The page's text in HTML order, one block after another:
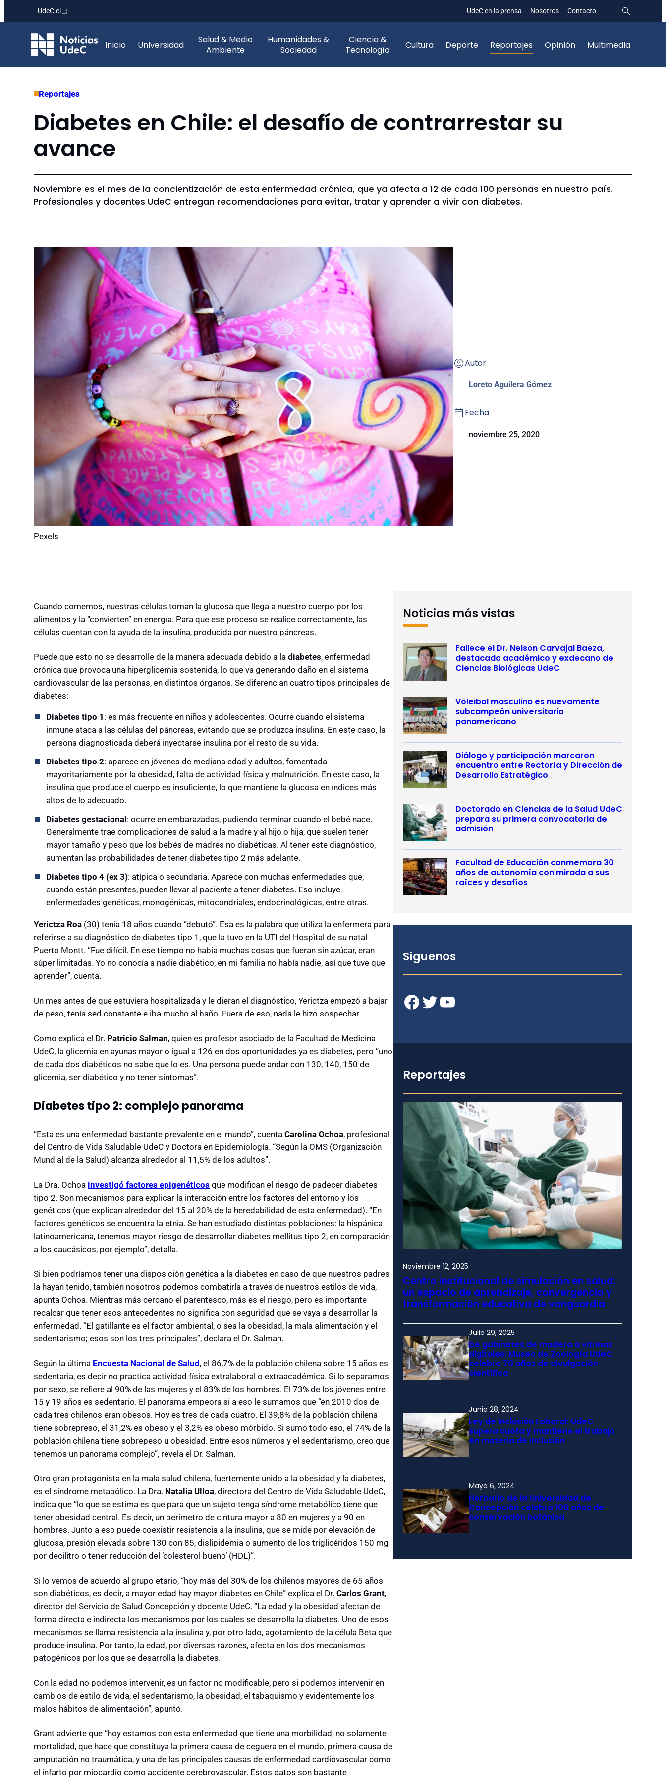
contenido
UdeC.cl UdeC en la prensa Nosotros Contacto
Inicio Universidad
Salud & Medio
Ambiente
Humanidades &
Sociedad
Ciencia &
Tecnología
Cultura Deporte Reportajes Opinión Multimedia
Reportajes
Diabetes en Chile: el desafío de contrarrestar su
avance
Noviembre es el mes de la concientización de esta enfermedad crónica, que ya afecta a 12 de cada 100 personas en nuestro país.
Profesionales y docentes UdeC entregan recomendaciones para evitar, tratar y aprender a vivir con diabetes.
Pexels
Autor
Loreto Aguilera Gómez
Fecha
noviembre 25, 2020
Cuando comemos, nuestras células toman la glucosa que llega a nuestro cuerpo por los
alimentos y la “convierten” en energía. Para que ese proceso se realice correctamente, las
células cuentan con la ayuda de la insulina, producida por nuestro páncreas.
Puede que esto no se desarrolle de la manera adecuada debido a la diabetes, enfermedad
crónica que provoca una hiperglicemia sostenida, lo que va generando daño en el sistema
cardiovascular de las personas, en distintos órganos. Se diferencian cuatro tipos principales de
diabetes:
Diabetes tipo 1 : es más frecuente en niños y adolescentes. Ocurre cuando el sistema
inmune ataca a las células del páncreas, evitando que se produzca insulina. En este caso, la
persona diagnosticada deberá inyectarse insulina por el resto de su vida.
Diabetes tipo 2: aparece en jóvenes de mediana edad y adultos, fomentada
mayoritariamente por la obesidad, falta de actividad física y malnutrición. En este caso, la
insulina que produce el cuerpo es insuficiente, lo que mantiene la glucosa en índices más
altos de lo adecuado.
Diabetes gestacional : ocurre en embarazadas, pudiendo terminar cuando el bebé nace.
Generalmente trae complicaciones de salud a la madre y al hijo o hija, que suelen tener
mayor tamaño y peso que los bebés de madres no diabéticas. Al tener este diagnóstico,
aumentan las probabilidades de tener diabetes tipo 2 más adelante.
Diabetes tipo 4 (ex 3): atípica o secundaria. Aparece con muchas enfermedades que,
cuando están presentes, pueden llevar al paciente a tener diabetes. Eso incluye
enfermedades genéticas, monogénicas, mitocondriales, endocrinológicas, entre otras.
Yerictza Roa (30) tenía 18 años cuando “debutó”. Esa es la palabra que utiliza la enfermera para
referirse a su diagnóstico de diabetes tipo 1, que la tuvo en la UTI del Hospital de su natal
Puerto Montt. “Fue difícil. En ese tiempo no había muchas cosas que fueran sin azúcar, eran
súper limitadas. Yo no conocía a nadie diabético, en mi familia no había nadie, así que tuve que
aprender”, cuenta.
Un mes antes de que estuviera hospitalizada y le dieran el diagnóstico, Yerictza empezó a bajar
de peso, tenía sed constante e iba mucho al baño. Fuera de eso, nada le hizo sospechar.
Como explica el Dr. Patricio Salman, quien es profesor asociado de la Facultad de Medicina
UdeC, la glicemia en ayunas mayor o igual a 126 en dos oportunidades ya es diabetes, pero “uno
de cada dos diabéticos no sabe que lo es. Una persona puede andar con 130, 140, 150 de
glicemia, ser diabético y no tener síntomas”.
Diabetes tipo 2: complejo panorama
“Esta es una enfermedad bastante prevalente en el mundo”, cuenta Carolina Ochoa, profesional
del Centro de Vida Saludable UdeC y Doctora en Epidemiología. “Según la OMS (Organización
Mundial de la Salud) alcanza alrededor al 11,5% de los adultos”.
La Dra. Ochoa investigó factores epigenéticos que modifican el riesgo de padecer diabetes
tipo 2. Son mecanismos para explicar la interacción entre los factores del entorno y los
genéticos (que explican alrededor del 15 al 20% de la heredabilidad de esta enfermedad). “En
factores genéticos se encuentra la etnia. Se han estudiado distintas poblaciones: la hispánica
latinoamericana, tenemos mayor riesgo de desarrollar diabetes mellitus tipo 2, en comparación
a los caucásicos, por ejemplo”, detalla.
Si bien podríamos tener una disposición genética a la diabetes en caso de que nuestros padres
la hayan tenido, también nosotros podemos combatirla a través de nuestros estilos de vida,
apunta Ochoa. Mientras más cercano el parentesco, más es el riesgo, pero es importante
recalcar que tener esos antecedentes no significa con seguridad que se vaya a desarrollar la
enfermedad. “El gatillante es el factor ambiental, o sea la obesidad, la mala alimentación y el
sedentarismo; esos son los tres principales”, declara el Dr. Salman.
Según la última Encuesta Nacional de Salud, el 86,7% de la población chilena sobre 15 años es
sedentaria, es decir no practica actividad física extralaboral o extraacadémica. Si lo separamos
por sexo, se refiere al 90% de las mujeres y el 83% de los hombres. El 73% de los jóvenes entre
15 y 19 años es sedentario. El panorama empeora si a eso le sumamos que “en 2010 dos de
cada tres chilenos eran obesos. Hoy es tres de cada cuatro. El 39,8% de la población chilena
tiene sobrepreso, el 31,2% es obeso y el 3,2% es obeso mórbido. Si sumo todo eso, el 74% de la
población chilena tiene sobrepeso u obesidad. Entre esos números y el sedentarismo, creo que
tenemos un panorama complejo”, revela el Dr. Salman.
Otro gran protagonista en la mala salud chilena, fuertemente unido a la obesidad y la diabetes,
es el síndrome metabólico. La Dra. Natalia Ulloa, directora del Centro de Vida Saludable UdeC,
indica que “lo que se estima es que para que un sujeto tenga síndrome metabólico tiene que
tener obesidad central. Es decir, un perímetro de cintura mayor a 80 en mujeres y a 90 en
hombres. Junto a eso puede coexistir resistencia a la insulina, que se mide por elevación de
glucosa, presión elevada sobre 130 con 85, dislipidemia o aumento de los triglicéridos 150 mg
por decilitro o tener reducción del ‘colesterol bueno’ (HDL)”.
Si lo vemos de acuerdo al grupo etario, “hoy más del 30% de los chilenos mayores de 65 años
son diabéticos, es decir, a mayor edad hay mayor diabetes en Chile” explica el Dr. Carlos Grant,
director del Servicio de Salud Concepción y docente UdeC. “La edad y la obesidad afectan de
forma directa e indirecta los mecanismos por los cuales se desarrolla la diabetes. Uno de esos
mecanismos se llama resistencia a la insulina y, por otro lado, agotamiento de la célula Beta que
produce insulina. Por tanto, la edad, por diversas razones, afecta en los dos mecanismos
patogénicos por los que se desarrolla la diabetes.
Con la edad no podemos intervenir, es un factor no modificable, pero si podemos intervenir en
cambios de estilo de vida, el sedentarismo, la obesidad, el tabaquismo y evidentemente los
malos hábitos de alimentación”, apuntó.
Grant advierte que “hoy estamos con esta enfermedad que tiene una morbilidad, no solamente
mortalidad, que hace que constituya la primera causa de ceguera en el mundo, primera causa de
amputación no traumática, y una de las principales causas de enfermedad cardiovascular como
el infarto por miocardio como accidente cerebrovascular. Estos datos son bastante
Noticias más vistas
Fallece el Dr. Nelson Carvajal Baeza,
destacado académico y exdecano de
Ciencias Biológicas UdeC
Vóleibol masculino es nuevamente
subcampeón universitario
panamericano
Diálogo y participación marcaron
encuentro entre Rectoría y Dirección de
Desarrollo Estratégico
Doctorado en Ciencias de la Salud UdeC
prepara su primera convocatoria de
admisión
Facultad de Educación conmemora 30
años de autonomía con mirada a sus
raíces y desafíos
Síguenos
Facebook Twitter YouTube
Reportajes
Noviembre 12, 2025
Centro institucional de simulación en salud:
un espacio de aprendizaje, convergencia y
transformación educativa de vanguardia
Julio 29, 2025
De gabinetes de madera a vitrinas
digitales: Museo de Zoología UdeC
celebra 70 años de divulgación
científica
Junio 28, 2024
Ley de Inclusión Laboral: UdeC
supera cuota y mantiene el trabajo
en materia de inclusión
Mayo 6, 2024
Herbario de la Universidad de
Concepción celebra 100 años de
conservación botánica